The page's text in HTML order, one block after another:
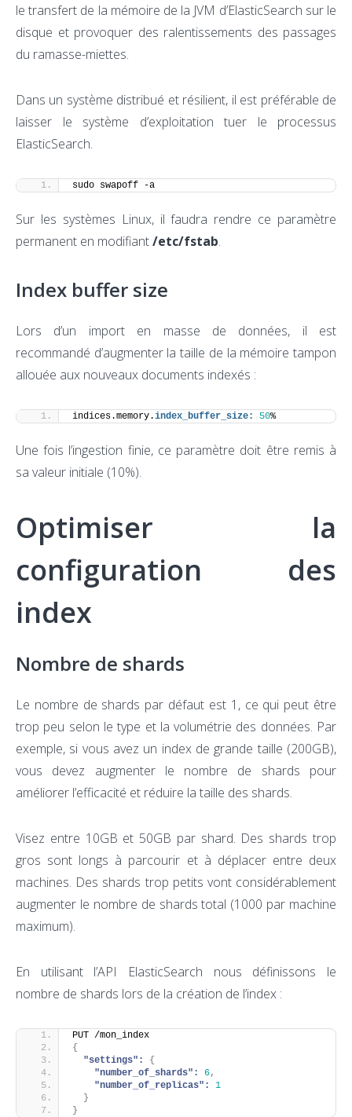
le transfert de la mémoire de la JVM d’ElasticSearch sur le
disque et provoquer des ralentissements des passages
du ramasse-miettes.
Dans un système distribué et résilient, il est préférable de
laisser le système d’exploitation tuer le processus
ElasticSearch.
sudo swapoff -a
Sur les systèmes Linux, il faudra rendre ce paramètre
permanent en modifiant/etc/fstab.
Index buffer size
Lors d’un import en masse de données, il est
recommandé d’augmenter la taille de la mémoire tampon
allouée aux nouveaux documents indexés :
indices.memory.index_buffer_size: 50%
Une fois l’ingestion finie, ce paramètre doit être remis à
sa valeur initiale (10%).
Optimiser la
configuration des
index
Nombre de shards
Le nombre de shards par défaut est 1, ce qui peut être
trop peu selon le type et la volumétrie des données. Par
exemple, si vous avez un index de grande taille (200GB),
vous devez augmenter le nombre de shards pour
améliorer l’efficacité et réduire la taille des shards.
Visez entre 10GB et 50GB par shard. Des shards trop
gros sont longs à parcourir et à déplacer entre deux
machines. Des shards trop petits vont considérablement
augmenter le nombre de shards total (1000 par machine
maximum).
En utilisant l’API ElasticSearch nous définissons le
nombre de shards lors de la création de l’index :
PUT /mon_index
{
"settings":
{
"number_of_shards":
6,
"number_of_replicas":
1
}
}